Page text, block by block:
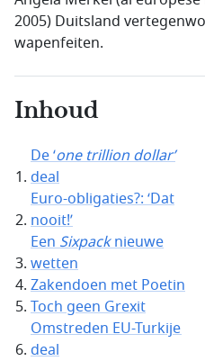
2005) Duitsland
wapenfeiten.
Inhoud
De ‘one trillion dollar’
deal
Euro-obligaties?: ‘Dat
nooit!’
EenSixpacknieuwe
wetten
Zakendoen met Poetin
Toch geen Grexit
Omstreden EU-Turkije
deal